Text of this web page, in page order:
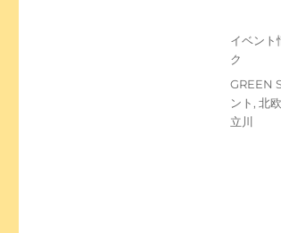
投
稿
カ
テ
ゴ
リ
ー
イベント
ク
タ
グ
GREEN
ント, 北
立川